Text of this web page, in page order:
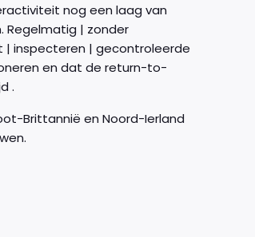
nog een laag van
Regelmatig | zonder
| inspecteren | gecontroleerde
en dat de return-to-
.
Brittannië en Noord-Ierland